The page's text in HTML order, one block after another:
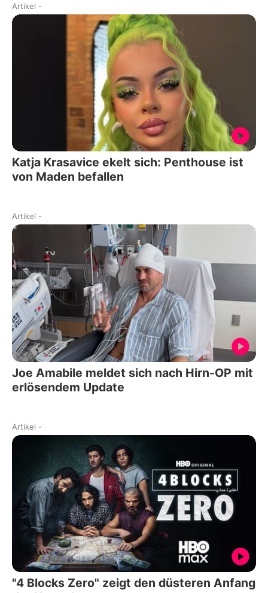
Artikel -
Katja Krasavice ekelt sich: Penthouse ist
von Maden befallen
Artikel -
Joe Amabile meldet sich nach Hirn-OP mit
erlösendem Update
Artikel -
"4 Blocks Zero" zeigt den düsteren Anfang